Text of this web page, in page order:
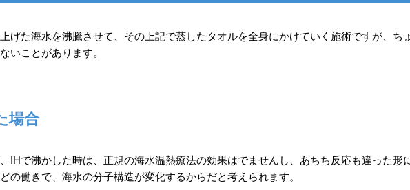
げた海水を沸騰させて、その上記で蒸したタオルを全身にかけていく施術ですが、ち
いことがあります。
場合
IHで沸かした時は、正規の海水温熱療法の効果はでませんし、あちち反応も違った形
の働きで、海水の分子構造が変化するからだと考えられます。